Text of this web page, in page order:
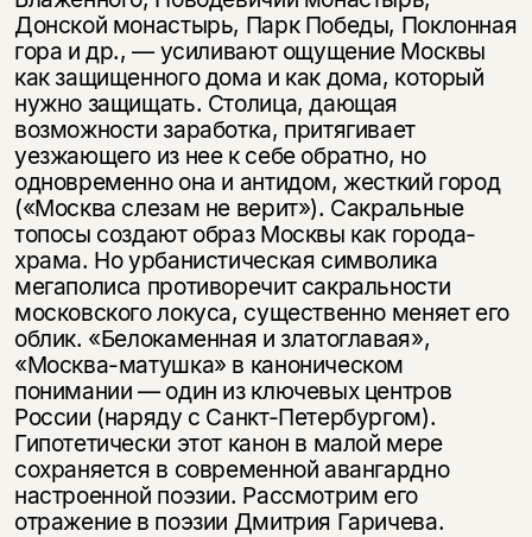
Донской монастырь, Парк Победы, Поклонная
гора и др., — усиливают ощущение Москвы
как защищенного дома и как дома, который
нужно защищать. Столица, дающая
возможности заработка, притягивает
уезжающего из нее к себе обратно, но
одновременно она и антидом, жесткий город
(«Москва слезам не верит»). Сакральные
топосы создают образ Москвы как города-
храма. Но урбанистическая символика
мегаполиса противоречит сакральности
московского локуса, существенно меняет его
облик. «Белокаменная и златоглавая»,
«Москва-матушка» в каноническом
понимании — один из ключевых центров
России (наряду с Санкт-Петербургом).
Гипотетически этот канон в малой мере
сохраняется в современной авангардно
настроенной поэзии. Рассмотрим его
отражение в поэзии Дмитрия Гаричева.